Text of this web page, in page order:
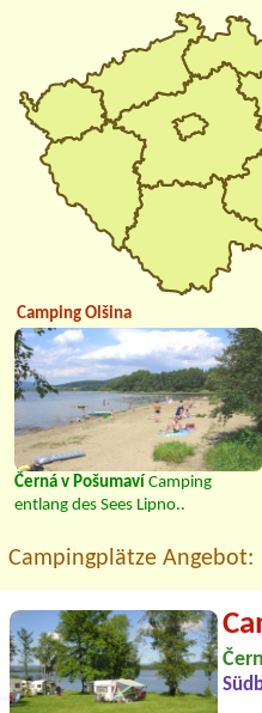
Camping Olšina
Černá v Pošumaví Camping
entlang des Sees Lipno..
Campingplätze Angebot: